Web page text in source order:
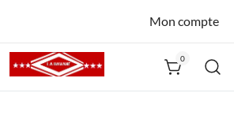
Mon compte
0